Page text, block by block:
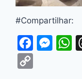
#Compartilhar:
F
M